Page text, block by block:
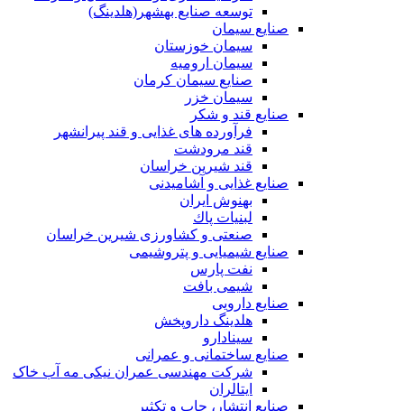
توسعه‌ صنایع‌ بهشهر(هلدینگ)
صنایع سیمان
سیمان خوزستان
سیمان ارومیه
صنایع سیمان کرمان
سیمان خزر
صنایع قند و شکر
فرآورده های غذایی و قند پیرانشهر
قند مرودشت
قند شیرین خراسان
صنایع غذايی و آشاميدنی
بهنوش ایران
لبنيات پاك
صنعتی و کشاورزی شیرین خراسان
صنایع شیمیایی و پتروشیمی
نفت پارس
شیمی بافت
صنایع دارویی
هلدینگ داروپخش
سینادارو
صنایع ساختمانی و عمرانی
شرکت مهندسی عمران نیکی مه آب خاک
ایتالران
صنایع انتشار، چاپ و تکثير